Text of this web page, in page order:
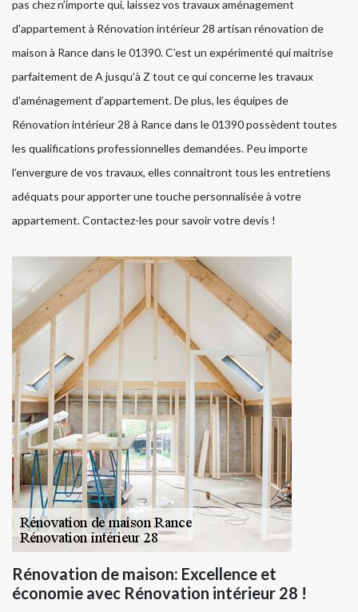
pas chez n’importe qui, laissez vos travaux aménagement
d'appartement à Rénovation intérieur 28 artisan rénovation de
maison à Rance dans le 01390. C’est un expérimenté qui maitrise
parfaitement de A jusqu’à Z tout ce qui concerne les travaux
d’aménagement d’appartement. De plus, les équipes de
Rénovation intérieur 28 à Rance dans le 01390 possèdent toutes
les qualifications professionnelles demandées. Peu importe
l’envergure de vos travaux, elles connaitront tous les entretiens
adéquats pour apporter une touche personnalisée à votre
appartement. Contactez-les pour savoir votre devis !
Rénovation de maison: Excellence et
économie avec Rénovation intérieur 28 !